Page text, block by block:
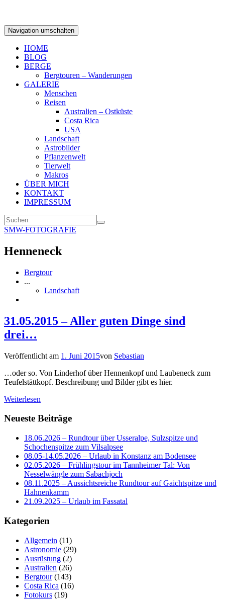
Navigation umschalten
HOME
BLOG
BERGE
Bergtouren – Wanderungen
GALERIE
Menschen
Reisen
Australien – Ostküste
Costa Rica
USA
Landschaft
Astrobilder
Pflanzenwelt
Tierwelt
Makros
ÜBER MICH
KONTAKT
IMPRESSUM
SMW-FOTOGRAFIE
Henneneck
Bergtour
...
Landschaft
31.05.2015 – Aller guten Dinge sind
drei…
Veröffentlicht am 1. Juni 2015von Sebastian
…oder so. Von Linderhof über Hennenkopf und Laubeneck zum
Teufelstättkopf. Beschreibung und Bilder gibt es hier.
Weiterlesen
Neueste Beiträge
18.06.2026 – Rundtour über Usseralpe, Sulzspitze und
Schochenspitze zum Vilsalpsee
08.05-14.05.2026 – Urlaub in Konstanz am Bodensee
02.05.2026 – Frühlingstour im Tannheimer Tal: Von
Nesselwängle zum Sabachjoch
08.11.2025 – Aussichtsreiche Rundtour auf Gaichtspitze und
Hahnenkamm
21.09.2025 – Urlaub im Fassatal
Kategorien
Allgemein (11)
Astronomie (29)
Ausrüstung (2)
Australien (26)
Bergtour(143)
Costa Rica (16)
Fotokurs (19)